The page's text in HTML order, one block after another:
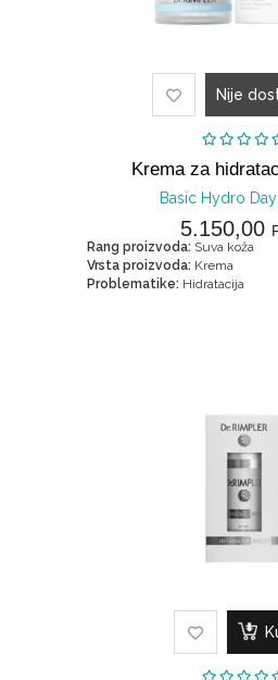
Nije
Krema za
Basic Hydro
5.150,00
Rang proizvoda: Suva koža
Vrsta proizvoda: Krema
Problematike: Hidratacija